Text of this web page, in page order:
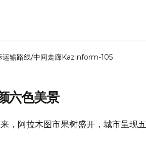
运输路线/中间走廊Kazinform-105
六色美景
阿拉木图市果树盛开，城市呈现